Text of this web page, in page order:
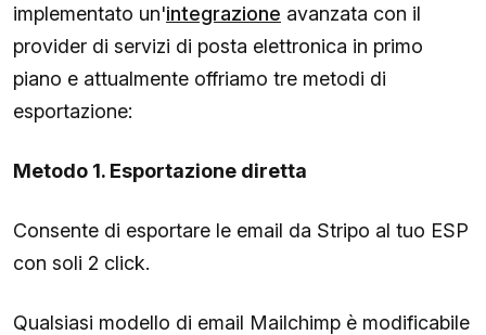
implementato un'integrazione avanzata con il
provider di servizi di posta elettronica in primo
piano e attualmente offriamo tre metodi di
esportazione:
Metodo 1. Esportazione diretta
Consente di esportare le email da Stripo al tuo ESP
con soli 2 click.
Qualsiasi modello di email Mailchimp è modificabile